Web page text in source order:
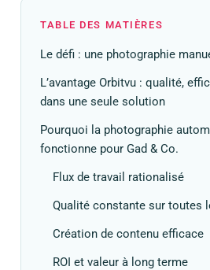
TABLE DES MATIÈRES
Le défi : une photographie
L’avantage Orbitvu : qualité,
dans une seule solution
Pourquoi la photographie
fonctionne pour Gad & Co.
Flux de travail rationalisé
Qualité constante sur toutes
Création de contenu efficace
ROI et valeur à long terme